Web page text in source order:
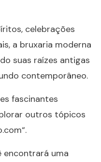
celebrações
a bruxaria moderna
suas raízes antigas
contemporâneo.
fascinantes
outros tópicos
“.
encontrará uma